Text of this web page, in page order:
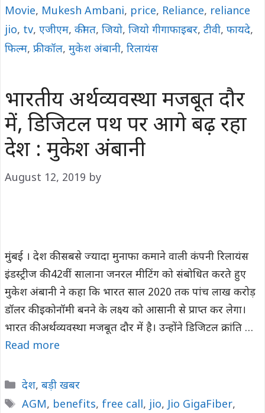
Movie, Mukesh Ambani, price, Reliance, reliance
jio, tv, एजीएम, कीमत, जियो, जियो गीगाफाइबर, टीवी, फायदे,
फिल्म, फ्री कॉल, मुकेश अंबानी, रिलायंस
भारतीय अर्थव्यवस्था मजबूत दौर
में, डिजिटल पथ पर आगे बढ़ रहा
देश : मुकेश अंबानी
August 12, 2019 by
मुंबई । देश की सबसे ज्यादा मुनाफा कमाने वाली कंपनी रिलायंस
इंडस्ट्रीज की 42वीं सालाना जनरल मीटिंग को संबोधित करते हुए
मुकेश अंबानी ने कहा कि भारत साल 2020 तक पांच लाख करोड़
डॉलर की इकोनॉमी बनने के लक्ष्य को आसानी से प्राप्त कर लेगा।
भारत की अर्थव्यवस्था मजबूत दौर में है। उन्होंने डिजिटल क्रांति …
Read more
Categories
देश, बड़ी खबर
Tags
AGM, benefits, free call, jio,Jio GigaFiber,